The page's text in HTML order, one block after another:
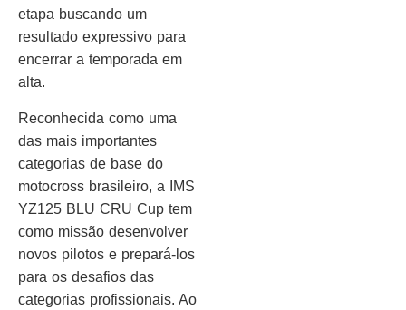
etapa buscando um
resultado expressivo para
encerrar a temporada em
alta.
Reconhecida como uma
das mais importantes
categorias de base do
motocross brasileiro, a IMS
YZ125 BLU CRU Cup tem
como missão desenvolver
novos pilotos e prepará-los
para os desafios das
categorias profissionais. Ao